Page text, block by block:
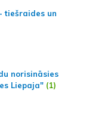
tiešraides un
norisināsies
Liepaja" (1)